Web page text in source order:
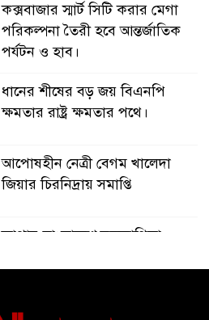
কক্সবাজার স্মার্ট সিটি করার মেগা
পরিকল্পনা তৈরী হবে আন্তর্জাতিক
পর্যটন ও হাব।
ধানের শীষের বড় জয় বিএনপি
ক্ষমতার রাষ্ট্র ক্ষমতার পথে।
আপোষহীন নেত্রী বেগম খালেদা
জিয়ার চিরনিদ্রায় সমাপ্তি
জাপান-বাংলাদেশ সহযোগিতা